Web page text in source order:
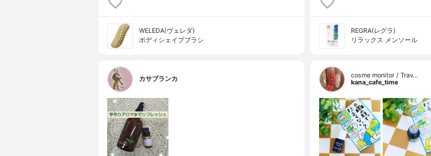
WELEDA(ヴェレダ)
ボディシェイプブラシ
REGRA(レグラ)
リラックス メンソール
カサブランカ
cosme monitor / Trav…
kana_cafe_time